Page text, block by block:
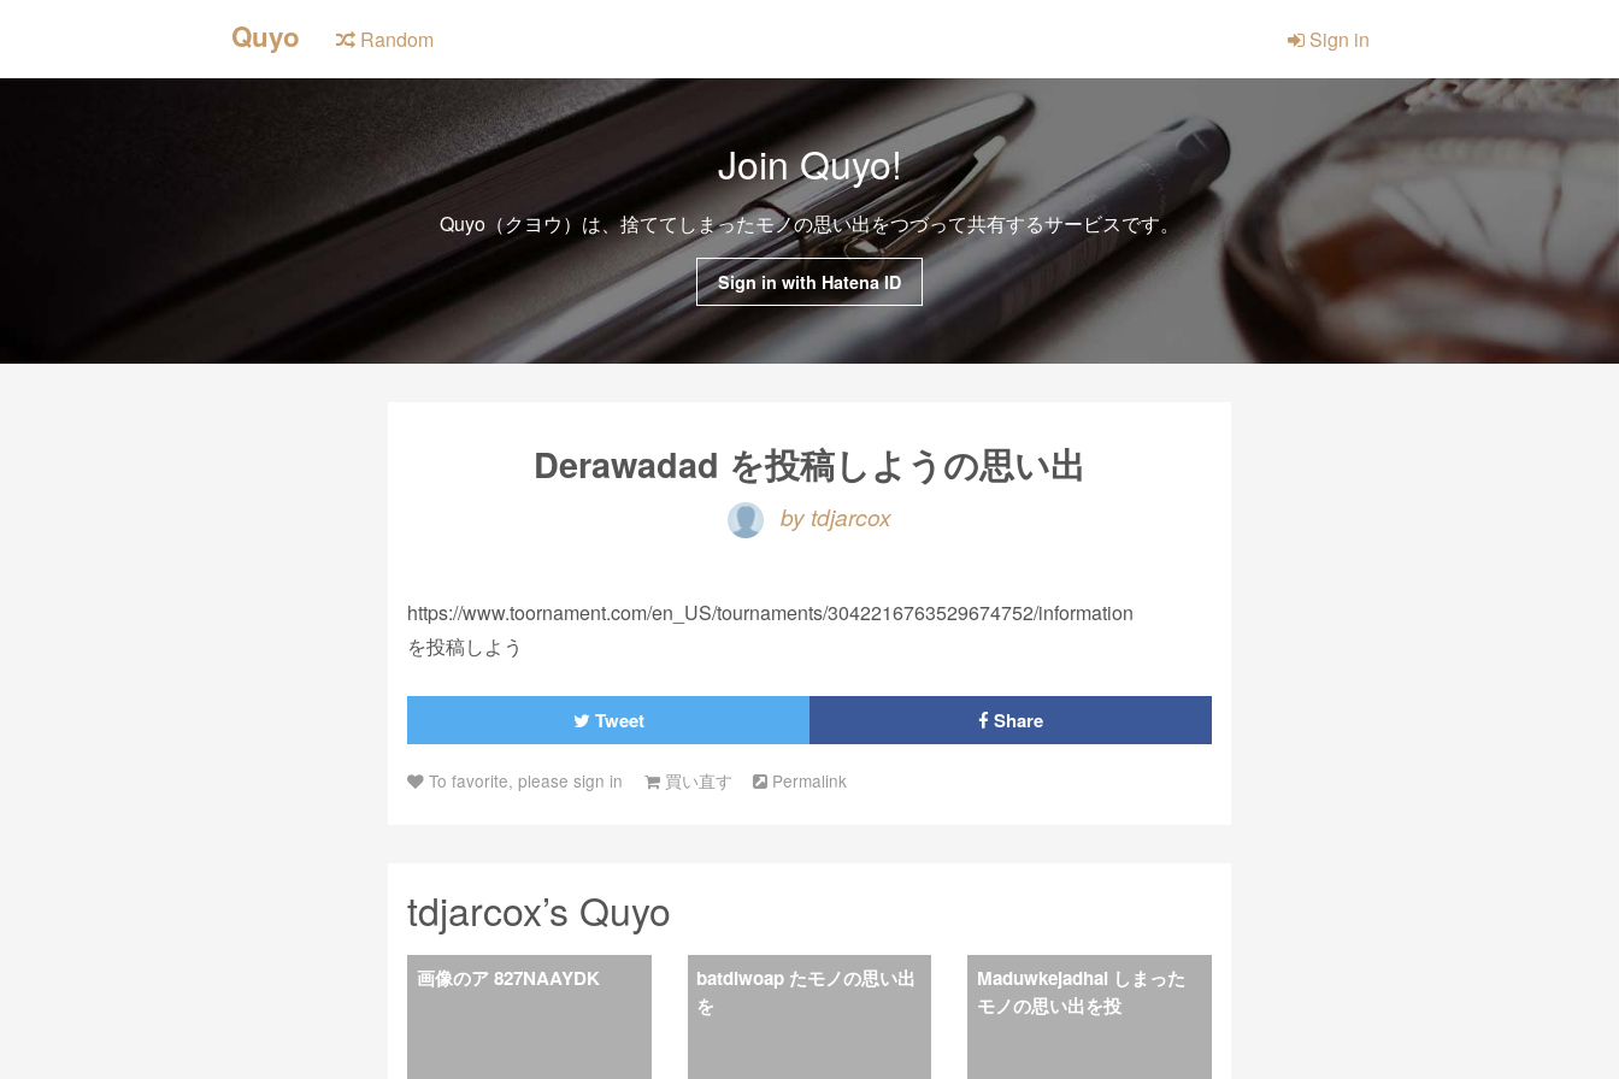
Quyo Random Sign in
Join Quyo!
Quyo（クヨウ）は、捨ててしまったモノの思い出をつづって共有するサービスです。
Sign in with Hatena ID
Derawadad を投稿しようの思い出
by tdjarcox
https://www.toornament.com/en_US/tournaments/3042216763529674752/information
を投稿しよう
Tweet Share
To favorite, please sign in 買い直す Permalink
tdjarcox’s Quyo
画像のア 827NAAYDK
batdiwoap たモノの思い出
を
Maduwkejadhai しまった
モノの思い出を投